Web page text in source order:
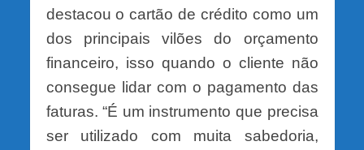
destacou o cartão de crédito como um
dos principais vilões do orçamento
financeiro, isso quando o cliente não
consegue lidar com o pagamento das
faturas. “É um instrumento que precisa
ser utilizado com muita sabedoria,